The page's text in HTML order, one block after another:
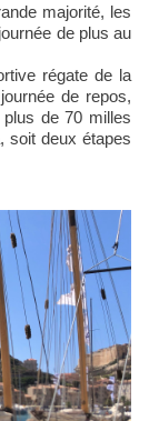
de plus au
régate de la
de repos,
de 70 milles
soit deux étapes